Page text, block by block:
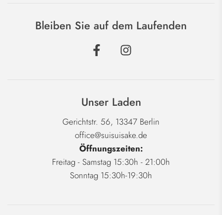
Bleiben Sie auf dem Laufenden
Unser Laden
Gerichtstr. 56, 13347 Berlin
office@suisuisake.de
Öffnungszeiten:
Freitag - Samstag 15:30h - 21:00h
Sonntag 15:30h-19:30h